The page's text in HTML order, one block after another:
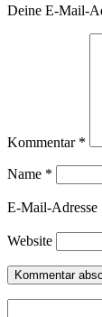
Deine E-Mail-
Kommentar *
Name *
E-Mail-Adresse
Website